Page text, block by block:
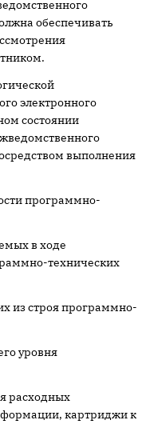
обеспечивать
электронного
состоянии
выполнения
программно-
в ходе
технических
строя программно-
уровня
расходных
картриджи к